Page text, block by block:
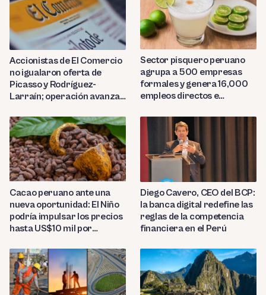
Accionistas de El Comercio
no igualaron oferta de
Picasso y Rodríguez-
Larraín; operación avanza
Sector pisquero peruano
agrupa a 500 empresas
formales y genera 16,000
empleos directos e
Cacao peruano ante una
nueva oportunidad: El Niño
podría impulsar los precios
hasta US$10 mil por
Diego Cavero, CEO del BCP:
la banca digital redefine las
reglas de la competencia
financiera en el Perú